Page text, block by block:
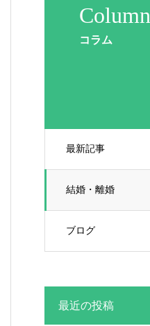
Column
コラム
最新記事
結婚・離婚
ブログ
最近の投稿